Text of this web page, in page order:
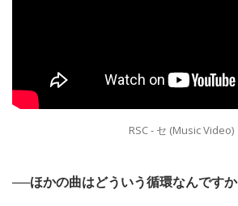
RSC - セ (Music Video)
──ほかの曲はどういう循環なんですか